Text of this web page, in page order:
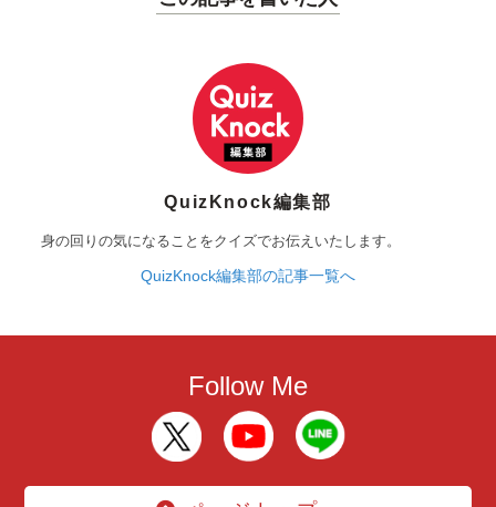
QuizKnock編集部
身の回りの気になることをクイズでお伝えいたします。
QuizKnock編集部の記事一覧へ
Follow Me